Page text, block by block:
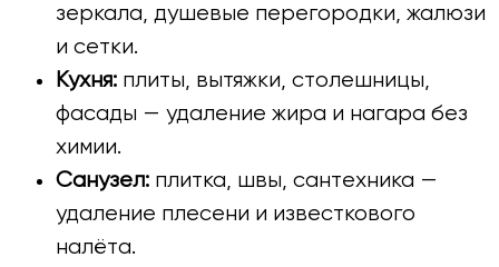
зеркала, душевые перегородки, жалюзи
и сетки.
Кухня: плиты, вытяжки, столешницы,
фасады — удаление жира и нагара без
химии.
Санузел: плитка, швы, сантехника —
удаление плесени и известкового
налёта.